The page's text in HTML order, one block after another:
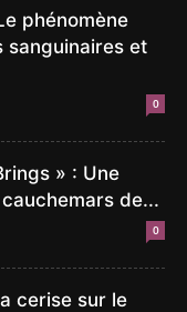
phénomène
sanguinaires et
0
» : Une
de...
0
cerise sur le